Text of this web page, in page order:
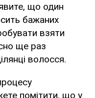
що один
бажаних
взяти
ще раз
волосся.
помітити, що у